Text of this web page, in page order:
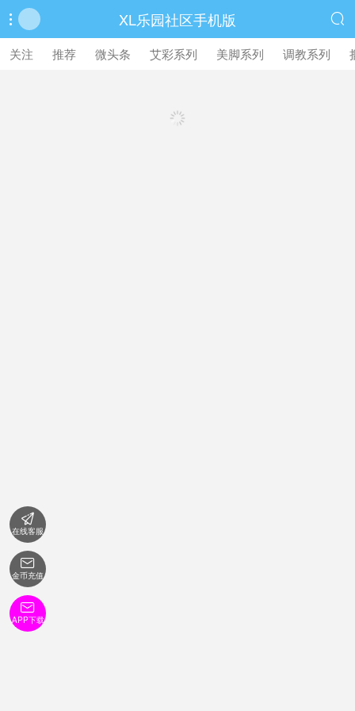
 XL乐园社区手机版 
关注 推荐 微头条 艾彩系列 美脚系列 调教系列
繁體中文版

在线客服

金币充值

APP下载